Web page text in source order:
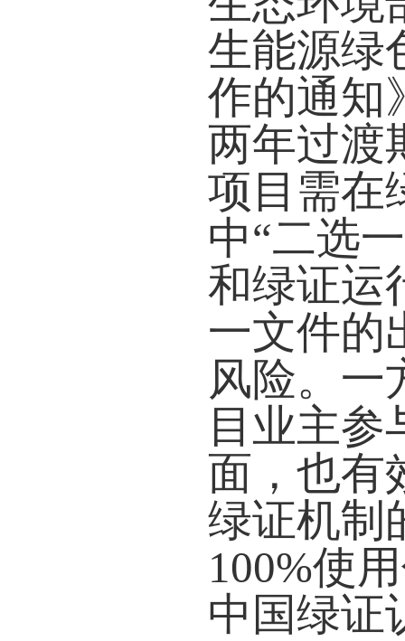
生能源绿
作的通知
两年过渡
项目需在
中“二选
和绿证运
一文件的
风险。一
目业主
面，也有
绿证机制
100%使
中国绿证